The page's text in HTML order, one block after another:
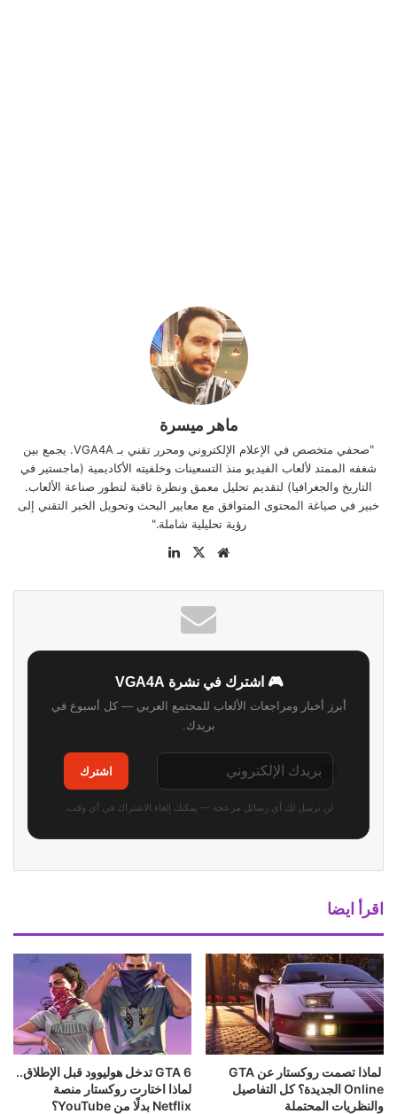
ماهر ميسرة
"صحفي متخصص في الإعلام الإلكتروني ومحرر تقني بـ VGA4A. يجمع بين
شغفه الممتد لألعاب الفيديو منذ التسعينات وخلفيته الأكاديمية (ماجستير في
التاريخ والجغرافيا) لتقديم تحليل معمق ونظرة ثاقبة لتطور صناعة الألعاب.
خبير في صياغة المحتوى المتوافق مع معايير البحث وتحويل الخبر التقني إلى
رؤية تحليلية شاملة."
موقع
‫X
🎮 اشترك في نشرة VGA4A
أبرز أخبار ومراجعات الألعاب للمجتمع العربي — كل أسبوع في
بريدك.
اشترك
لن نرسل لك أي رسائل مزعجة — يمكنك إلغاء الاشتراك في أي وقت.
اقرأ ايضا
لماذا تصمت روكستار عن GTA
Online الجديدة؟ كل التفاصيل
والنظريات المحتملة
GTA 6 تدخل هوليوود قبل الإطلاق..
لماذا اختارت روكستار منصة
Netflix بدلًا من YouTube؟